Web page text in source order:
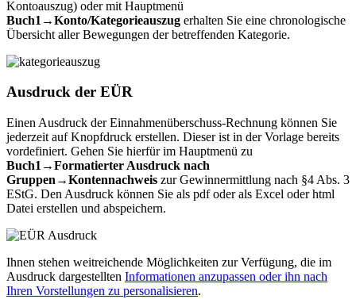
Kontoauszug) oder mit Hauptmenü
Buch1→Konto/Kategorieauszug erhalten Sie eine chronologische
Übersicht aller Bewegungen der betreffenden Kategorie.
Ausdruck der EÜR
Einen Ausdruck der Einnahmenüberschuss-Rechnung können Sie
jederzeit auf Knopfdruck erstellen. Dieser ist in der Vorlage bereits
vordefiniert. Gehen Sie hierfür im Hauptmenü zu
Buch1→Formatierter Ausdruck nach
Gruppen→Kontennachweis zur Gewinnermittlung nach §4 Abs. 3
EStG. Den Ausdruck können Sie als pdf oder als Excel oder html
Datei erstellen und abspeichern.
Ihnen stehen weitreichende Möglichkeiten zur Verfügung, die im
Ausdruck dargestellten Informationen anzupassen oder ihn nach
Ihren Vorstellungen zu personalisieren.